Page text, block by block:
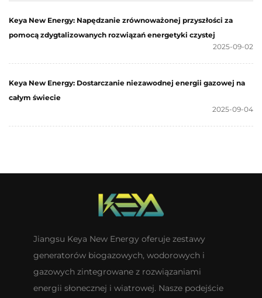
Keya New Energy: Napędzanie zrównoważonej przyszłości za
pomocą zdygtalizowanych rozwiązań energetyki czystej
2025-09-02
Keya New Energy: Dostarczanie niezawodnej energii gazowej na
całym świecie
2025-09-04
Jiangsu Keya New Energy oferuje zestawy
generatorów biogazowych, wodorowych i
gazowych zintegrowane z rozwiązaniami
energii słonecznej i wiatrowej. Nasze podejście